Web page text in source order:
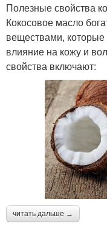
Полезные свойства
Кокосовое масло
веществами,
влияние на кожу и
свойства включают:
читать дальше →